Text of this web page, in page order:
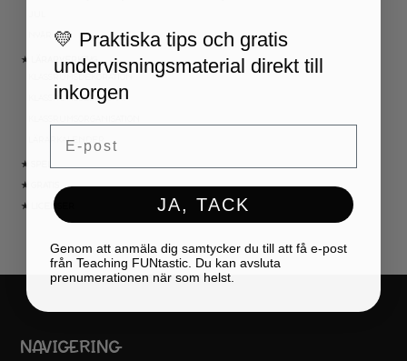
★ LÄRARVERKTYG
KLASSRUMSLEDARSKAP
LÄRARKALENDER
★ SPEL
★ GRATIS
★ LICENSER
NAVIGERING
💛 Praktiska tips och gratis
undervisningsmaterial direkt till
inkorgen
Email
JA, TACK
Genom att anmäla dig samtycker du till att få e-post
från Teaching FUNtastic. Du kan avsluta
prenumerationen när som helst.